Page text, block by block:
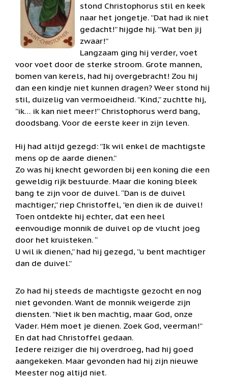
Shore
Kaarsen,
lichtjes
meer...
Kaarten
(Tarot,
Affirmatie,
Orakel)
Kerst
Baby
Klavertje
Vier
Geluk
Muntjes
Geluksmuntjes
Oliebranders
geur
artikelen
Oost
West
Thuis
Best
Relatiegeschenken
Sleutelhangers
(huisreiniging)
stond Christophorus stil en keek
naar het jongetje. ”Dat had ik niet
gedacht!” hijgde hij. ”Wat ben jij
zwaar!”
Langzaam ging hij verder, voet
voor voet door de sterke stroom. Grote mannen,
bomen van kerels, had hij overgebracht! Zou hij
dan een kindje niet kunnen dragen? Weer stond hij
stil, duizelig van vermoeidheid. ”Kind,” zuchtte hij,
”ik… ik kan niet meer!” Christophorus werd bang,
doodsbang. Voor de eerste keer in zijn leven.
Hij had altijd gezegd: ”Ik wil enkel de machtigste
mens op de aarde dienen.”
Zo was hij knecht geworden bij een koning die een
geweldig rijk bestuurde. Maar die koning bleek
bang te zijn voor de duivel. “Dan is de duivel
machtiger,” riep Christoffel, ”en dien ik de duivel!
Toen ontdekte hij echter, dat een heel
eenvoudige monnik de duivel op de vlucht joeg
door het kruisteken. “
U wil ik dienen,” had hij gezegd, ”u bent machtiger
dan de duivel.”
Zo had hij steeds de machtigste gezocht en nog
niet gevonden. Want de monnik weigerde zijn
diensten. ”Niet ik ben machtig, maar God, onze
Vader. Hém moet je dienen. Zoek God, veerman!”
En dat had Christoffel gedaan.
Iedere reiziger die hij overdroeg, had hij goed
aangekeken. Maar gevonden had hij zijn nieuwe
Meester nog altijd niet.